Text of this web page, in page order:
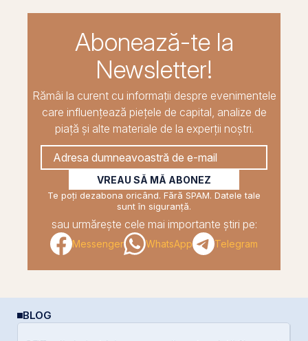
Abonează-te la
Newsletter!
Rămâi la curent cu informații despre evenimentele
care influențează piețele de capital, analize de
piață și alte materiale de la experții noștri.
VREAU SĂ MĂ ABONEZ
Te poți dezabona oricând. Fără SPAM. Datele tale
sunt în siguranță.
sau urmărește cele mai importante știri pe:
Messenger WhatsApp Telegram
BLOG